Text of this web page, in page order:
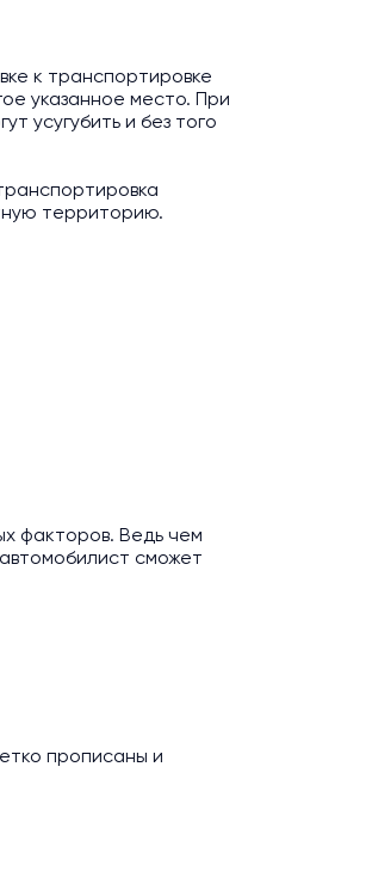
к транспортировке
указанное место. При
усугубить и без того
территорию.
факторов. Ведь чем
сможет
прописаны и